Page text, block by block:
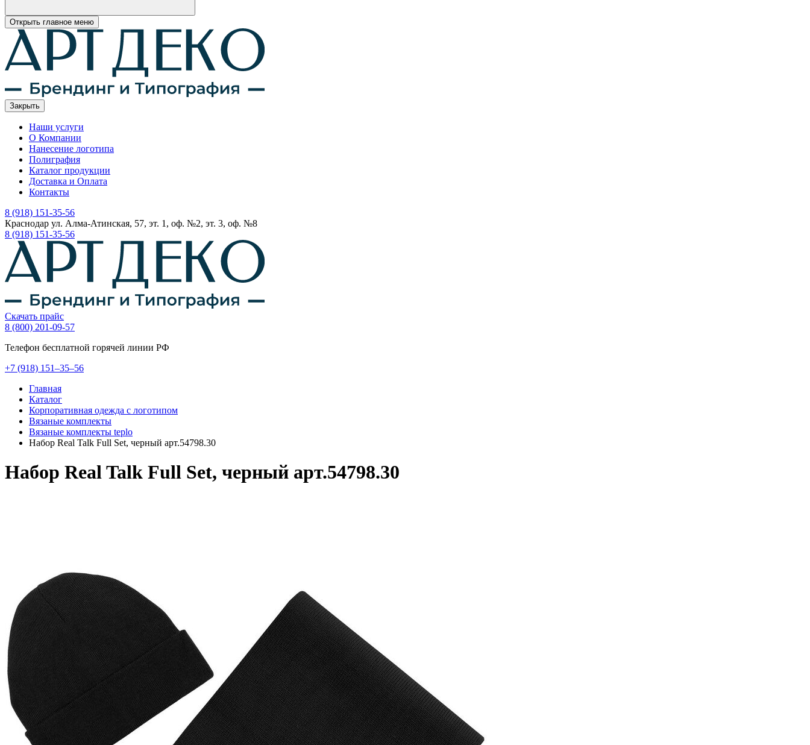
Открыть главное меню
Закрыть
Наши услуги
О Компании
Нанесение логотипа
Полиграфия
Каталог продукции
Доставка и Оплата
Контакты
8 (918) 151-35-56
Краснодар ул. Алма-Атинская, 57, эт. 1, оф. №2, эт. 3, оф. №8
8 (918) 151-35-56
Скачать прайс
8 (800) 201-09-57
Телефон бесплатной горячей линии РФ
+7 (918) 151–35–56
Главная
Каталог
Корпоративная одежда с логотипом
Вязаные комплекты
Вязаные комплекты teplo
Набор Real Talk Full Set, черный арт.54798.30
Набор Real Talk Full Set, черный арт.54798.30